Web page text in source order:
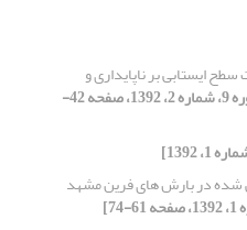
سطح ایستابی بر ناپایداری و
[دوره 9، شماره 2، 1392، صفحه 42-
شده در بارش های فرین مشهد